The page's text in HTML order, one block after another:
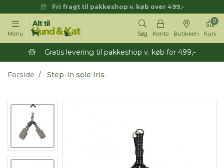
Fri fragt til pakkeshop v. køb over 499,-
Menu Søg Konto Butikken Kurv
0
Gratis levering til pakkeshop v. køb for 499,-
Forside Step-in sele Iris.